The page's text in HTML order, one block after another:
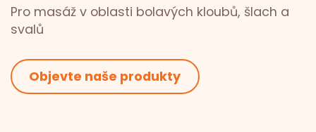
Pro masáž v oblasti bolavých kloubů, šlach a
svalů
Objevte naše produkty